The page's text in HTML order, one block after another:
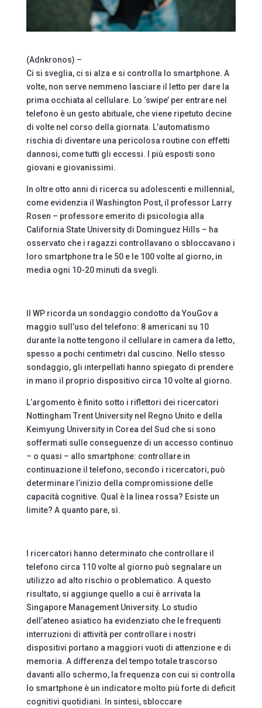
(Adnkronos) –
Ci si sveglia, ci si alza e si controlla lo smartphone. A
volte, non serve nemmeno lasciare il letto per dare la
prima occhiata al cellulare. Lo ‘swipe’ per entrare nel
telefono è un gesto abituale, che viene ripetuto decine
di volte nel corso della giornata. L’automatismo
rischia di diventare una pericolosa routine con effetti
dannosi, come tutti gli eccessi. I più esposti sono
giovani e giovanissimi.
In oltre otto anni di ricerca su adolescenti e millennial,
come evidenzia il Washington Post, il professor Larry
Rosen – professore emerito di psicologia alla
California State University di Dominguez Hills – ha
osservato che i ragazzi controllavano o sbloccavano i
loro smartphone tra le 50 e le 100 volte al giorno, in
media ogni 10-20 minuti da svegli.
Il WP ricorda un sondaggio condotto da YouGov a
maggio sull’uso del telefono: 8 americani su 10
durante la notte tengono il cellulare in camera da letto,
spesso a pochi centimetri dal cuscino. Nello stesso
sondaggio, gli interpellati hanno spiegato di prendere
in mano il proprio dispositivo circa 10 volte al giorno.
L’argomento è finito sotto i riflettori dei ricercatori
Nottingham Trent University nel Regno Unito e della
Keimyung University in Corea del Sud che si sono
soffermati sulle conseguenze di un accesso continuo
– o quasi – allo smartphone: controllare in
continuazione il telefono, secondo i ricercatori, può
determinare l’inizio della compromissione delle
capacità cognitive. Qual è la linea rossa? Esiste un
limite? A quanto pare, sì.
I ricercatori hanno determinato che controllare il
telefono circa 110 volte al giorno può segnalare un
utilizzo ad alto rischio o problematico. A questo
risultato, si aggiunge quello a cui è arrivata la
Singapore Management University. Lo studio
dell’ateneo asiatico ha evidenziato che le frequenti
interruzioni di attività per controllare i nostri
dispositivi portano a maggiori vuoti di attenzione e di
memoria. A differenza del tempo totale trascorso
davanti allo schermo, la frequenza con cui si controlla
lo smartphone è un indicatore molto più forte di deficit
cognitivi quotidiani. In sintesi, sbloccare